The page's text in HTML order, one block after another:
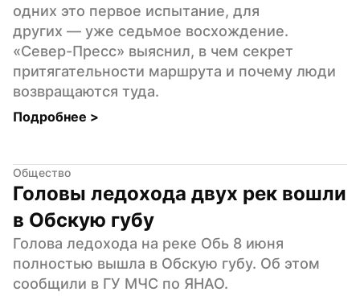
одних это первое испытание, для
других — уже седьмое восхождение.
«Север-Пресс» выяснил, в чем секрет
притягательности маршрута и почему люди
возвращаются туда.
Подробнее >
Общество
Головы ледохода двух рек вошли
в Обскую губу
Голова ледохода на реке Обь 8 июня
полностью вышла в Обскую губу. Об этом
сообщили в ГУ МЧС по ЯНАО.